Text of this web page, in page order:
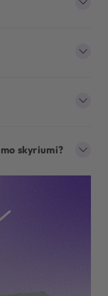
skyriumi?